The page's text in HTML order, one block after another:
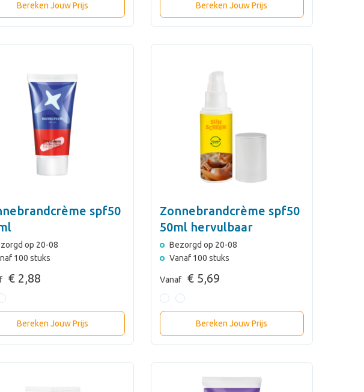
Bereken Jouw Prijs Bereken Jouw Prijs
spf50
op 20-08
100 stuks
€ 2,88
Bereken Jouw Prijs
Zonnebrandcrème spf50
50ml hervulbaar
Bezorgd op 20-08
Vanaf 100 stuks
Vanaf € 5,69
Bereken Jouw Prijs